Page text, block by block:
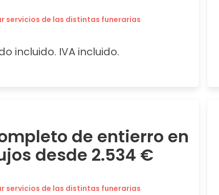
servicios de las distintas funerarias
incluido. IVA incluido.
de entierro en
desde 2.534 €
servicios de las distintas funerarias